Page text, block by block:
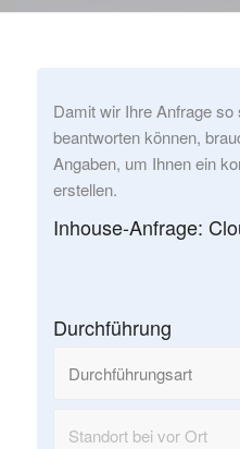
Damit wir Ihre Anfrage
beantworten können,
Angaben, um Ihnen ein
erstellen.
Inhouse-Anfrage:
Durchführung